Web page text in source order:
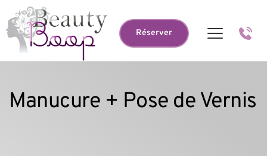
Réserver
Manucure + Pose de Vernis